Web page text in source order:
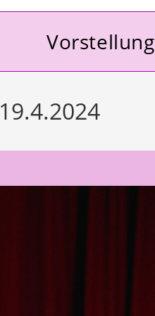
Vorstellung